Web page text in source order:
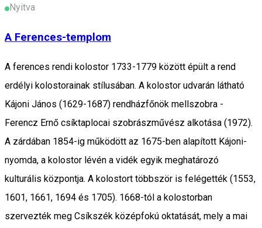
Nyitva
A Ferences-templom
A ferences rendi kolostor 1733-1779 között épült a rend
erdélyi kolostorainak stílusában. A kolostor udvarán látható
Kájoni János (1629-1687) rendházfőnök mellszobra -
Ferencz Ernő csíktaplocai szobrászművész alkotása (1972).
A zárdában 1854-ig működött az 1675-ben alapított Kájoni-
nyomda, a kolostor lévén a vidék egyik meghatározó
kulturális központja. A kolostort többször is felégették (1553,
1601, 1661, 1694 és 1705). 1668-tól a kolostorban
szervezték meg Csíkszék középfokú oktatását, mely a mai